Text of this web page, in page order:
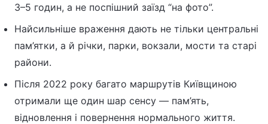
3–5 годин, а не поспішний заїзд “на фото”.
Найсильніше враження дають не тільки центральні
пам’ятки, а й річки, парки, вокзали, мости та старі
райони.
Після 2022 року багато маршрутів Київщиною
отримали ще один шар сенсу — пам’ять,
відновлення і повернення нормального життя.